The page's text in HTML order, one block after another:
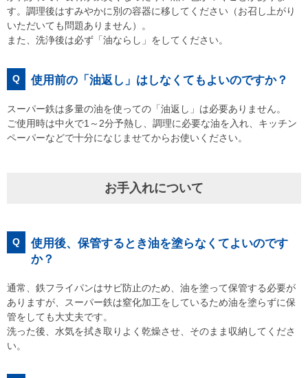
す。調理後はすみやかに別の容器に移してください（お召し上がり
いただいても問題ありません）。
また、洗浄後は必ず「油ならし」をしてください。
Q 使用前の「油返し」はしなくてもよいのですか？
スーパー鉄は多量の油を使っての「油返し」は必要ありません。
ご使用時は中火で1～2分予熱し、調理に必要な油を入れ、キッチン
ペーパーなどで十分になじませてからお使いください。
お手入れについて
Q
使用後、保管するとき油を塗らなくてよいのです
か？
通常、鉄フライパンはサビ防止のため、油を塗って保管する必要が
ありますが、スーパー鉄は窒化加工をしているため油を塗らずに保
管をしても大丈夫です。
洗った後、水気を拭き取りよく乾燥させ、そのまま収納してくださ
い。